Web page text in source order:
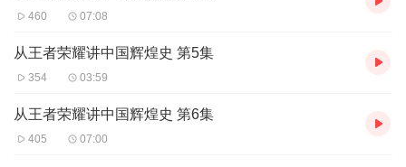
460 07:08
从王者荣耀讲中国辉煌史 第5集
354 03:59
从王者荣耀讲中国辉煌史 第6集
405 07:00